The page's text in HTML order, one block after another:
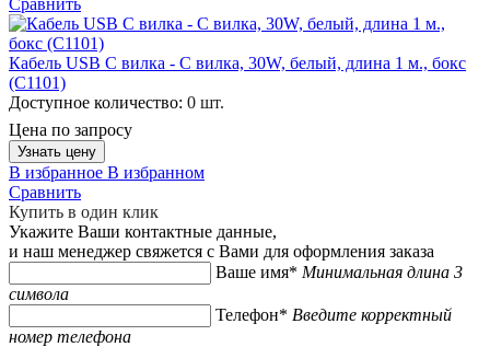
Кабель USB C вилка - C вилка, 30W, белый, длина 1 м., бокс
(C1101)
Доступное количество: 0 шт.
Цена по запросу
Узнать цену
В избранное В избранном
Сравнить
Купить в один клик
Укажите Ваши контактные данные,
и наш менеджер свяжется с Вами для оформления заказа
Ваше имя* Минимальная длина 3
символа
Телефон* Введите корректный
номер телефона